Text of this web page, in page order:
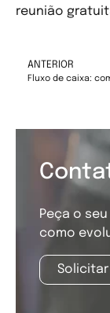
reunião
ANTERIOR
Peça o
como